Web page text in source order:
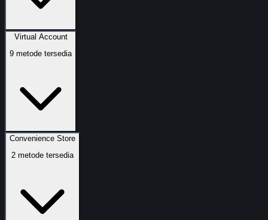
Virtual Account
9 metode tersedia
Convenience Store
2 metode tersedia